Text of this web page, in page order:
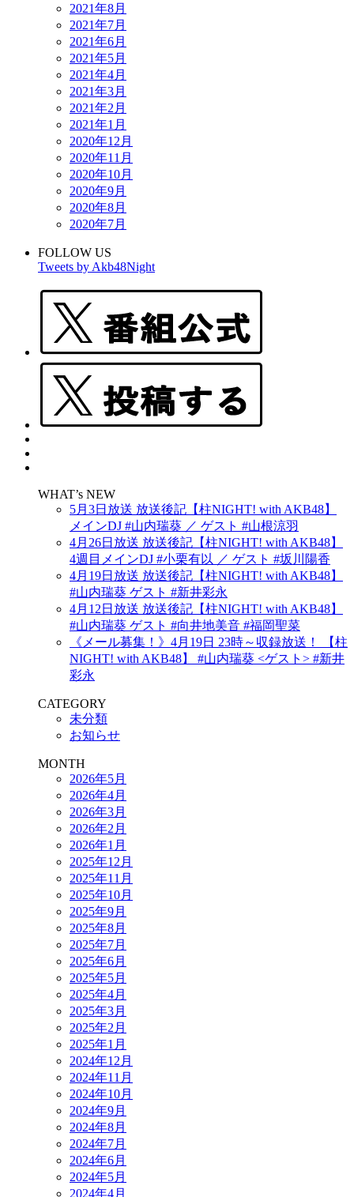
2021年8月
2021年7月
2021年6月
2021年5月
2021年4月
2021年3月
2021年2月
2021年1月
2020年12月
2020年11月
2020年10月
2020年9月
2020年8月
2020年7月
FOLLOW US
Tweets by Akb48Night
WHAT’s NEW
5月3日放送 放送後記【柱NIGHT! with AKB48】
メインDJ #山内瑞葵 ／ ゲスト #山根涼羽
4月26日放送 放送後記【柱NIGHT! with AKB48】
4週目メインDJ #小栗有以 ／ ゲスト #坂川陽香
4月19日放送 放送後記【柱NIGHT! with AKB48】
#山内瑞葵 ゲスト #新井彩永
4月12日放送 放送後記【柱NIGHT! with AKB48】
#山内瑞葵 ゲスト #向井地美音 #福岡聖菜
《メール募集！》4月19日 23時～収録放送！ 【柱
NIGHT! with AKB48】 #山内瑞葵 <ゲスト> #新井
彩永
CATEGORY
未分類
お知らせ
MONTH
2026年5月
2026年4月
2026年3月
2026年2月
2026年1月
2025年12月
2025年11月
2025年10月
2025年9月
2025年8月
2025年7月
2025年6月
2025年5月
2025年4月
2025年3月
2025年2月
2025年1月
2024年12月
2024年11月
2024年10月
2024年9月
2024年8月
2024年7月
2024年6月
2024年5月
2024年4月